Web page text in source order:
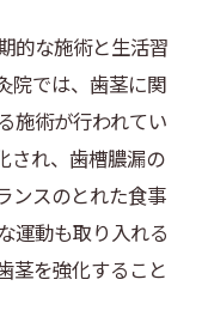
的な施術と生活習
院では、歯茎に関
施術が行われてい
され、歯槽膿漏の
ンスのとれた食事
運動も取り入れる
茎を強化すること